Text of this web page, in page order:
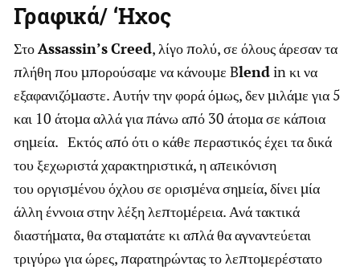
Γραφικά/ ‘Ηχος
ΣτοAssassin’sCreed, λίγο πολύ, σε όλους άρεσαν τα
πλήθη που μπορούσαμε να κάνουμε Blendin κι να
εξαφανιζόμαστε. Αυτήν την φορά όμως, δεν μιλάμε για 5
και 10 άτομα αλλά για πάνω από 30 άτομα σε κάποια
σημεία. Εκτός από ότι ο κάθε περαστικός έχει τα δικά
του ξεχωριστά χαρακτηριστικά, η απεικόνιση
του οργισμένου όχλου σε ορισμένα σημεία, δίνει μία
άλλη έννοια στην λέξη λεπτομέρεια. Ανά τακτικά
διαστήματα, θα σταματάτε κι απλά θα αγναντεύεται
τριγύρω για ώρες, παρατηρώντας το λεπτομερέστατο